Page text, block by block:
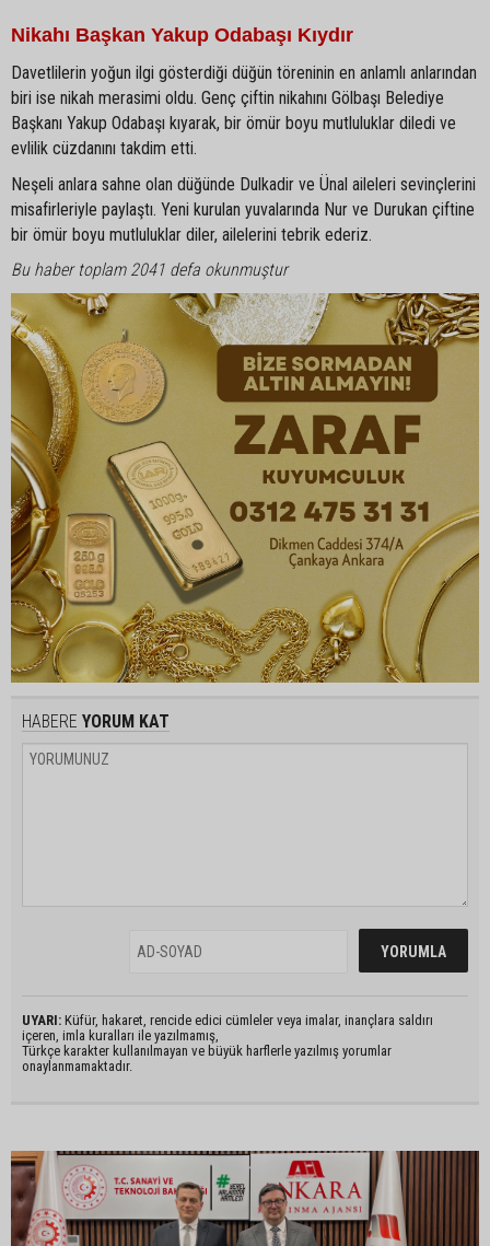
Nikahı Başkan Yakup Odabaşı Kıydır
Davetlilerin yoğun ilgi gösterdiği düğün töreninin en anlamlı anlarından
biri ise nikah merasimi oldu. Genç çiftin nikahını Gölbaşı Belediye
Başkanı Yakup Odabaşı kıyarak, bir ömür boyu mutluluklar diledi ve
evlilik cüzdanını takdim etti.
Neşeli anlara sahne olan düğünde Dulkadir ve Ünal aileleri sevinçlerini
misafirleriyle paylaştı. Yeni kurulan yuvalarında Nur ve Durukan çiftine
bir ömür boyu mutluluklar diler, ailelerini tebrik ederiz.
Bu haber toplam 2041 defa okunmuştur
HABERE YORUM KAT
UYARI: Küfür, hakaret, rencide edici cümleler veya imalar, inançlara saldırı
içeren, imla kuralları ile yazılmamış,
Türkçe karakter kullanılmayan ve büyük harflerle yazılmış yorumlar
onaylanmamaktadır.